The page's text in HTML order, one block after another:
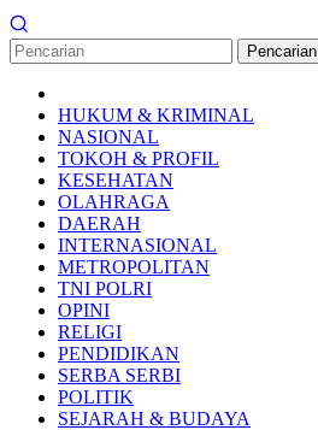
Pencarian
HUKUM & KRIMINAL
NASIONAL
TOKOH & PROFIL
KESEHATAN
OLAHRAGA
DAERAH
INTERNASIONAL
METROPOLITAN
TNI POLRI
OPINI
RELIGI
PENDIDIKAN
SERBA SERBI
POLITIK
SEJARAH & BUDAYA